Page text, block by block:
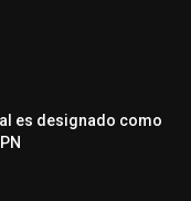
es designado como